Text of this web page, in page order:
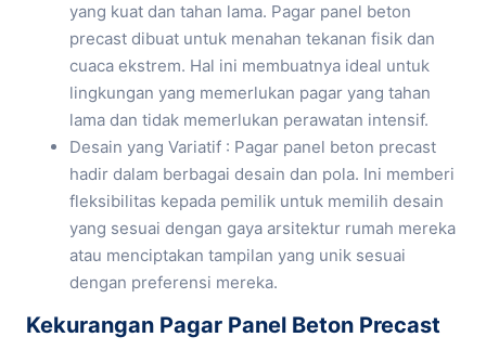
yang kuat dan tahan lama. Pagar panel beton
precast dibuat untuk menahan tekanan fisik dan
cuaca ekstrem. Hal ini membuatnya ideal untuk
lingkungan yang memerlukan pagar yang tahan
lama dan tidak memerlukan perawatan intensif.
Desain yang Variatif : Pagar panel beton precast
hadir dalam berbagai desain dan pola. Ini memberi
fleksibilitas kepada pemilik untuk memilih desain
yang sesuai dengan gaya arsitektur rumah mereka
atau menciptakan tampilan yang unik sesuai
dengan preferensi mereka.
Kekurangan Pagar Panel Beton Precast